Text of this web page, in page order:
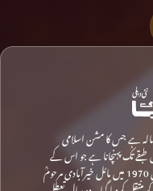
ہے جس کا مشن اسلامی
طبقے تک پہنچانا ہے جو اس کے
نصف کی نمائندہ ہے۔ حجاب کی داغ بیل رام پور میں 1970 میں مائل خیرآبادی مرحومؒ